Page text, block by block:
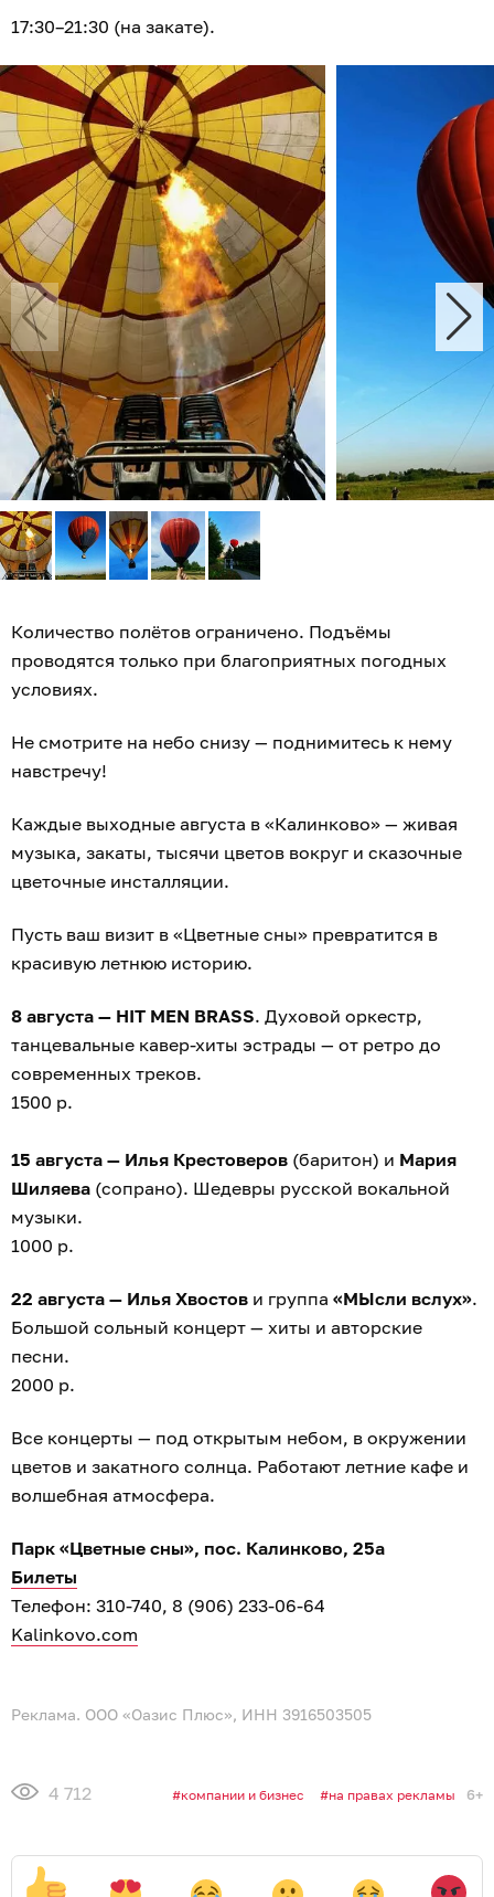
17:30–21:30 (на закате).
Количество полётов ограничено. Подъёмы
проводятся только при благоприятных погодных
условиях.
Не смотрите на небо снизу — поднимитесь к нему
навстречу!
Каждые выходные августа в «Калинково» — живая
музыка, закаты, тысячи цветов вокруг и сказочные
цветочные инсталляции.
Пусть ваш визит в «Цветные сны» превратится в
красивую летнюю историю.
8 августа — HIT MEN BRASS. Духовой оркестр,
танцевальные кавер-хиты эстрады — от ретро до
современных треков.
1500 р.
15 августа — Илья Крестоверов (баритон) и Мария
Шиляева (сопрано). Шедевры русской вокальной
музыки.
1000 р.
22 августа — Илья Хвостов и группа «МЫсли вслух».
Большой сольный концерт — хиты и авторские
песни.
2000 р.
Все концерты — под открытым небом, в окружении
цветов и закатного солнца. Работают летние кафе и
волшебная атмосфера.
Парк «Цветные сны», пос. Калинково, 25а
Билеты
Телефон: 310-740, 8 (906) 233-06-64
Kalinkovo.com
Реклама. ООО «Оазис Плюс», ИНН 3916503505
4 712 компании и бизнес на правах рекламы 6+